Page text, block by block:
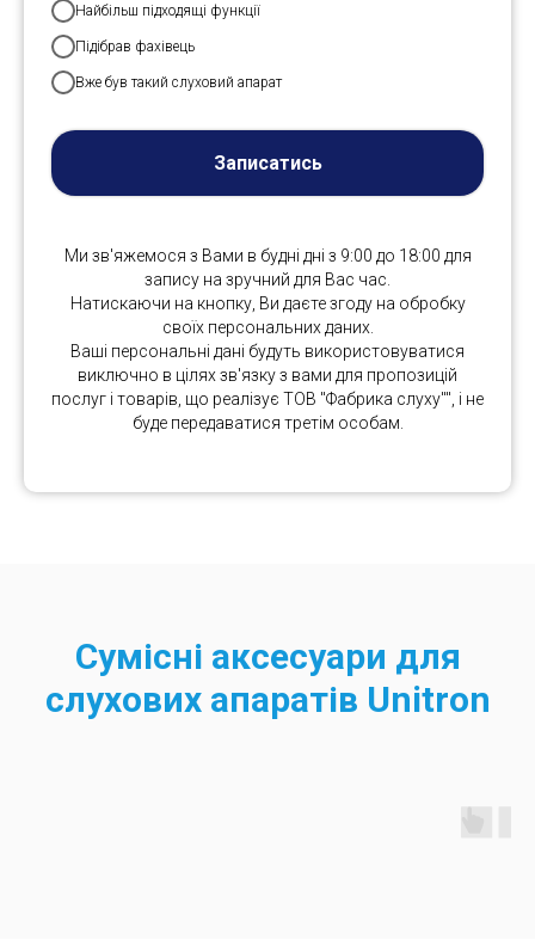
Найбільш підходящі функції
Підібрав фахівець
Вже був такий слуховий апарат
Записатись
Ми зв'яжемося з Вами в будні дні з 9:00 до 18:00 для
запису на зручний для Вас час.
Натискаючи на кнопку, Ви даєте згоду на обробку
своїх персональних даних.
Ваші персональні дані будуть використовуватися
виключно в цілях зв'язку з вами для пропозицій
послуг і товарів, що реалізує ТОВ "Фабрика слуху"", і не
буде передаватися третім особам.
Сумісні аксесуари для
слухових апаратів Unitron